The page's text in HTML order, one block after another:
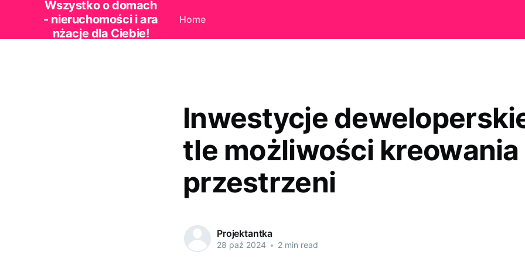
Wszystko o domach
- nieruchomości i ara
nżacje dla Ciebie!
Home
Inwestycje
tle możliwości kreowania
przestrzeni
Projektantka
28 paź 2024 • 2 min read